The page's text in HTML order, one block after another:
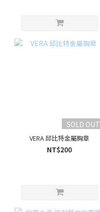
SOLD OUT
VERA 邱比特金屬胸章
NT$200